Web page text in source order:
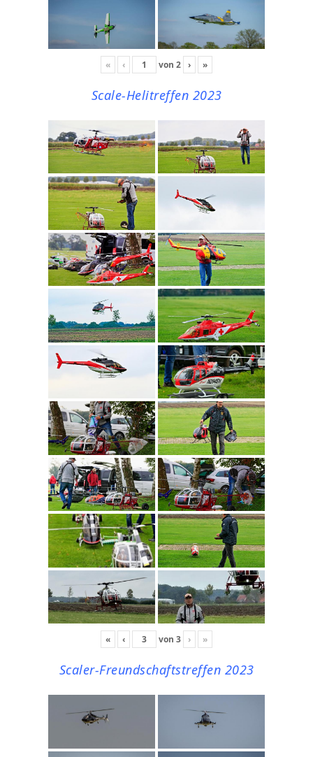
« ‹ von 2 › »
Scale-Helitreffen 2023
« ‹ von 3 › »
Scaler-Freundschaftstreffen 2023